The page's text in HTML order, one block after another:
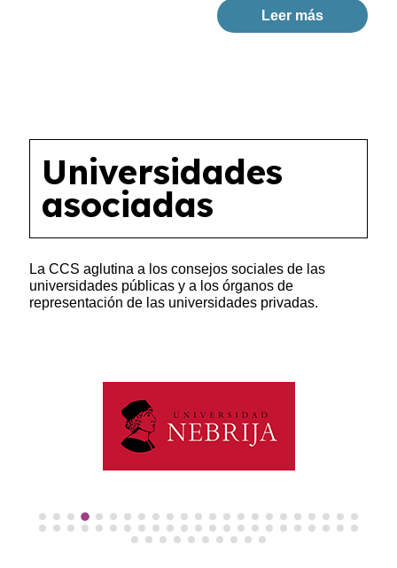
Leer más
Universidades
asociadas
La CCS aglutina a los consejos sociales de las
universidades públicas y a los órganos de
representación de las universidades privadas.